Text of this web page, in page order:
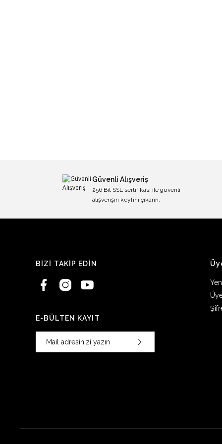
Güvenli Alışveriş
256 Bit SSL sertifikası ile güvenli
alışverişin keyfini çıkarın.
BİZİ TAKİP EDİN
E-BÜLTEN KAYIT